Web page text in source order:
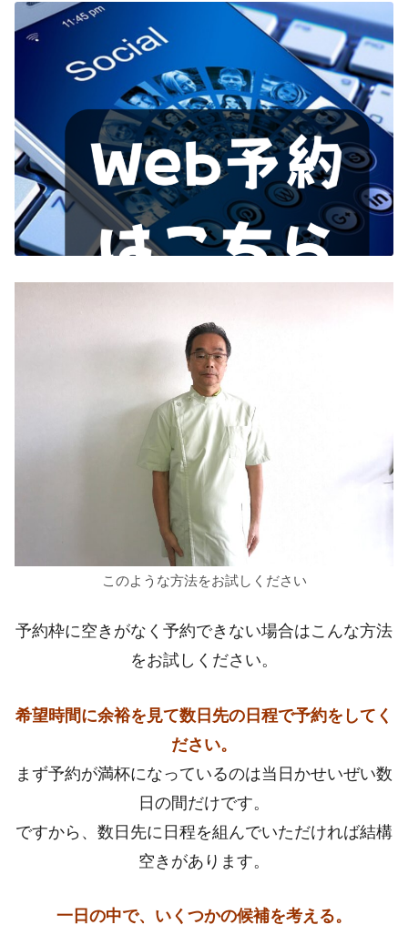
このような方法をお試しください
予約枠に空きがなく予約できない場合はこんな方法
をお試しください。
希望時間に余裕を見て数日先の日程で予約をしてく
ださい。
まず予約が満杯になっているのは当日かせいぜい数
日の間だけです。
ですから、数日先に日程を組んでいただければ結構
空きがあります。
一日の中で、いくつかの候補を考える。